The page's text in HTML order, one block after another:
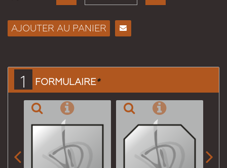
AJOUTER AU PANIER
1 FORMULAIRE*
 